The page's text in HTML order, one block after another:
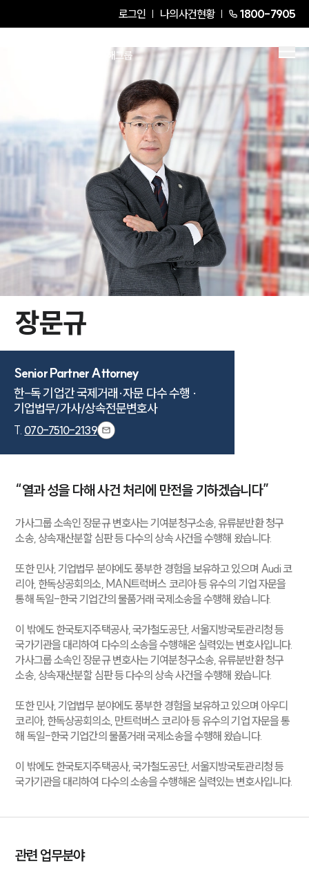
로그인 나의사건현황 1800-7905
Senior Partner Attorney
장문규
Senior Partner Attorney
한-독 기업간 국제거래·자문 다수 수행 ·
기업법무/가사/상속전문변호사
T. 070-7510-2139
“열과 성을 다해 사건 처리에 만전을 기하겠습니다”
가사그룹 소속인 장문규 변호사는 기여분청구소송, 유류분반환 청구
소송, 상속재산분할 심판 등 다수의 상속 사건을 수행해 왔습니다.
또한 민사, 기업법무 분야에도 풍부한 경험을 보유하고 있으며 Audi 코
리아, 한독상공회의소, MAN트럭버스 코리아 등 유수의 기업 자문을
통해 독일-한국 기업간의 물품거래 국제소송을 수행해 왔습니다.
이 밖에도 한국토지주택공사, 국가철도공단, 서울지방국토관리청 등
국가기관을 대리하여 다수의 소송을 수행해온 실력있는 변호사입니다.
가사그룹 소속인 장문규 변호사는 기여분청구소송, 유류분반환 청구
소송, 상속재산분할 심판 등 다수의 상속 사건을 수행해 왔습니다.
또한 민사, 기업법무 분야에도 풍부한 경험을 보유하고 있으며 아우디
코리아, 한독상공회의소, 만트럭버스 코리아 등 유수의 기업 자문을 통
해 독일-한국 기업간의 물품거래 국제소송을 수행해 왔습니다.
이 밖에도 한국토지주택공사, 국가철도공단, 서울지방국토관리청 등
국가기관을 대리하여 다수의 소송을 수행해온 실력있는 변호사입니다.
관련 업무분야